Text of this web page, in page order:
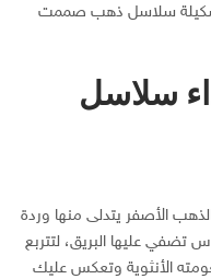
تشكيلة سلاسل ذهب صممت
سلاسل
الأصفر يتدلى منها وردة
تضفي عليها البريق، لتتربع
الأنثوية وتعكس عليك